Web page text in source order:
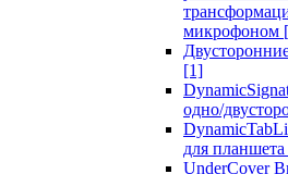
микрофоном
[1]
одно/
для планшета
UnderCover